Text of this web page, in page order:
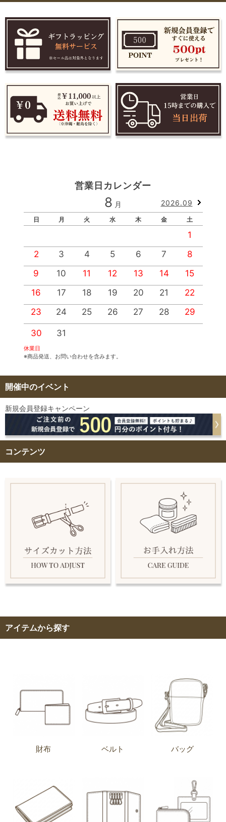
営業日カレンダー
8 月 2026.09
日 月 火 水 木 金 土
1
2
3 4 5 6 7
8
9
10 11 12 13 14
15
16
17 18 19 20 21
22
23
24 25 26 27 28 29
30 31
休業日
※商品発送、お問い合わせを含みます。
開催中のイベント
新規会員登録キャンペーン
コンテンツ
アイテムから探す
財布 ベルト バッグ